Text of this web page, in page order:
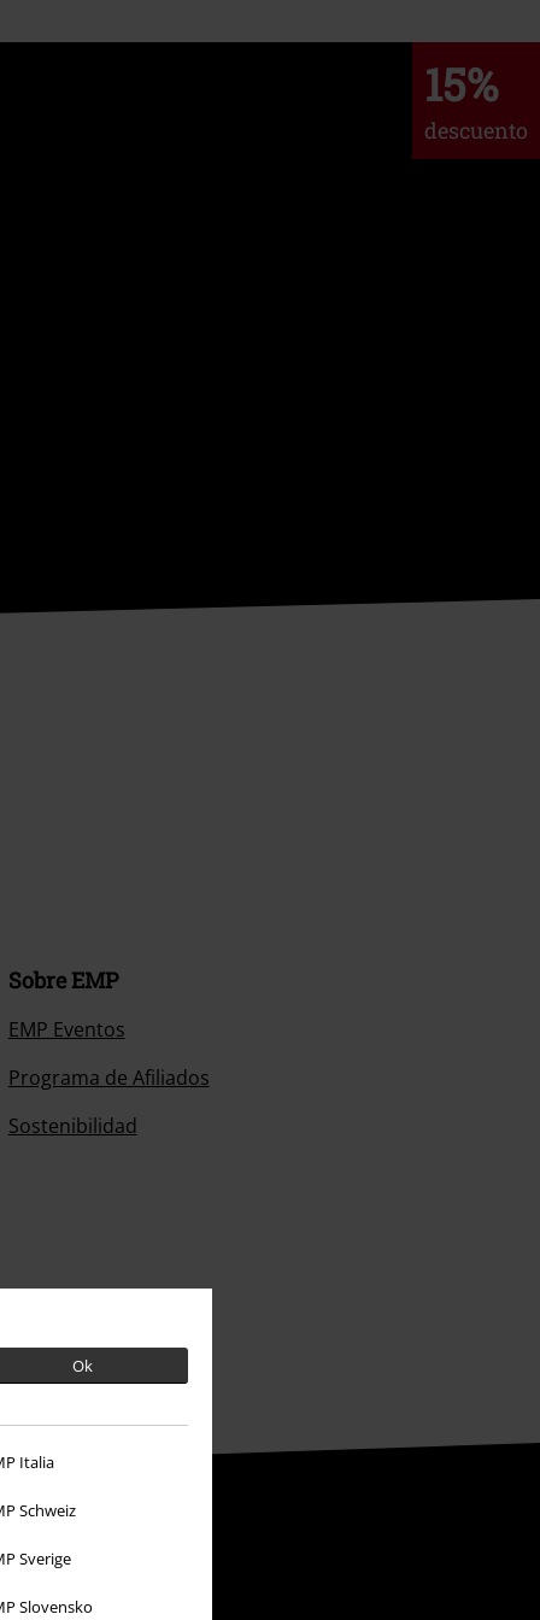
Ok
Italia
Schweiz
Sverige
Slovensko
15%
descuento
Sobre EMP
EMP Eventos
Programa de Afiliados
Sostenibilidad